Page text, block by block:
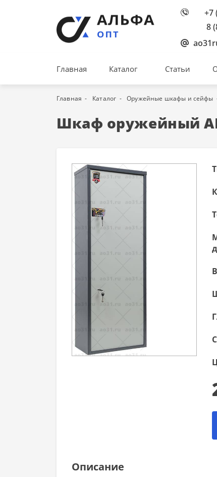
+7
8
Главная Каталог Статьи
Главная Каталог Оружейные шкафы и сейфы
Шкаф оружейный
Описание